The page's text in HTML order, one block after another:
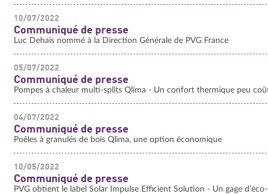
10/07/2022
Communiqué de presse
Luc Dehais nommé à la Direction Générale de PVG France
05/07/2022
Communiqué de presse
Pompes à chaleur multi-splits Qlima - Un confort thermique peu
04/07/2022
Communiqué de presse
Poêles à granulés de bois Qlima, une option économique
10/05/2022
Communiqué de presse
PVG obtient le label Solar Impulse Efficient Solution - Un gage